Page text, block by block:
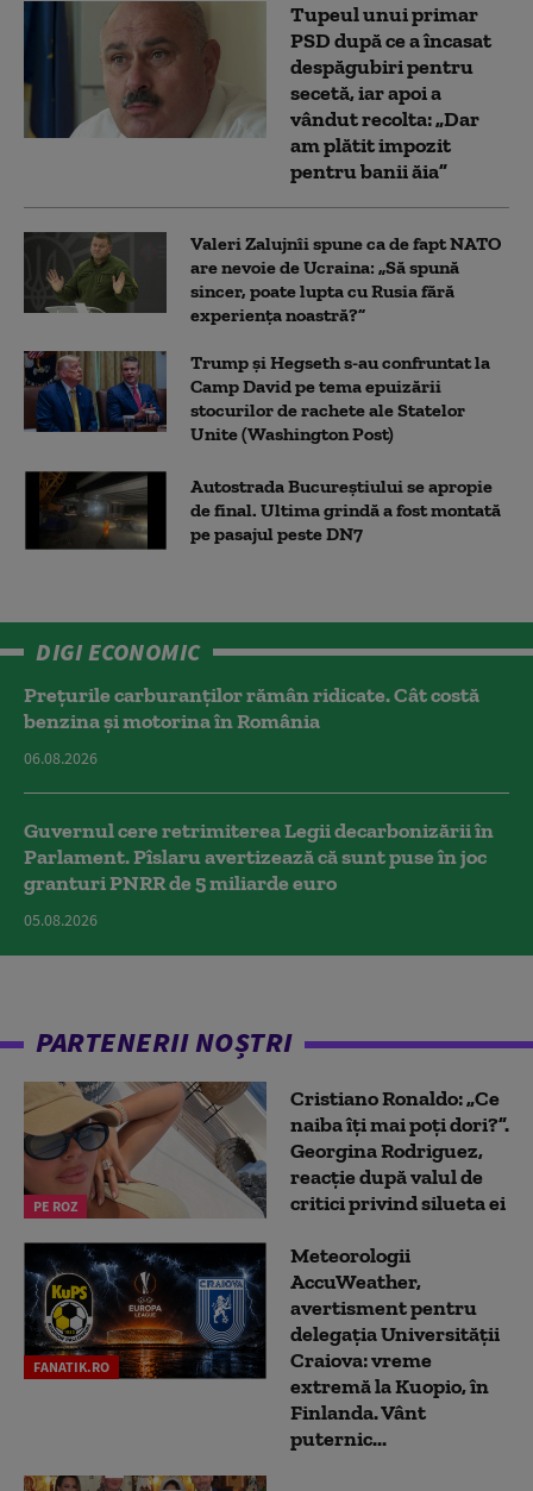
Tupeul unui primar
PSD după ce a încasat
despăgubiri pentru
secetă, iar apoi a
vândut recolta: „Dar
am plătit impozit
pentru banii ăia”
Valeri Zalujnîi spune ca de fapt NATO
are nevoie de Ucraina: „Să spună
sincer, poate lupta cu Rusia fără
experiența noastră?”
Trump şi Hegseth s-au confruntat la
Camp David pe tema epuizării
stocurilor de rachete ale Statelor
Unite (Washington Post)
Autostrada Bucureștiului se apropie
de final. Ultima grindă a fost montată
pe pasajul peste DN7
DIGI ECONOMIC
Prețurile carburanților rămân ridicate. Cât costă
benzina și motorina în România
06.08.2026
Guvernul cere retrimiterea Legii decarbonizării în
Parlament. Pîslaru avertizează că sunt puse în joc
granturi PNRR de 5 miliarde euro
05.08.2026
PARTENERII NOȘTRI
PE ROZ
Cristiano Ronaldo: „Ce
naiba îți mai poți dori?”.
Georgina Rodriguez,
reacție după valul de
critici privind silueta ei
FANATIK.RO
Meteorologii
AccuWeather,
avertisment pentru
delegația Universității
Craiova: vreme
extremă la Kuopio, în
Finlanda. Vânt
puternic...